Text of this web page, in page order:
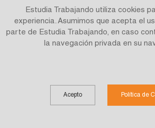
Estudia Trabajando utiliza cookies
experiencia. Asumimos que acepta el
parte de Estudia Trabajando, en caso
la navegación privada en su
Acepto Política de